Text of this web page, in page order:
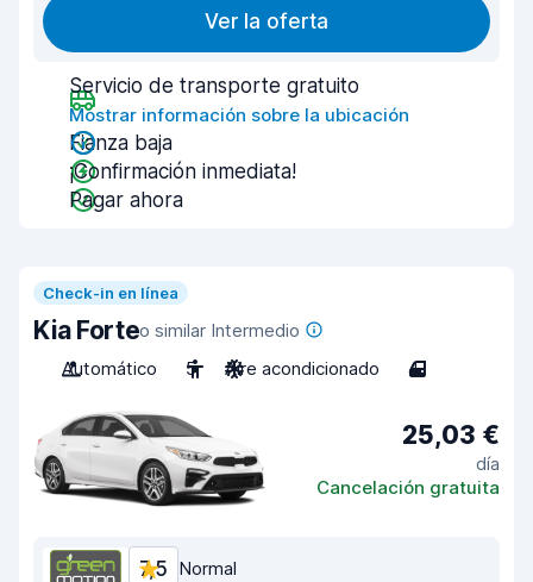
Ver la oferta
Servicio de transporte gratuito
Mostrar información sobre la ubicación
Fianza baja
¡Confirmación inmediata!
Pagar ahora
Check-in en línea
Kia Forteo similar Intermedio
Automático
5 Aire acondicionado 4
25,03 €
día
Cancelación gratuita
7,5 Normal